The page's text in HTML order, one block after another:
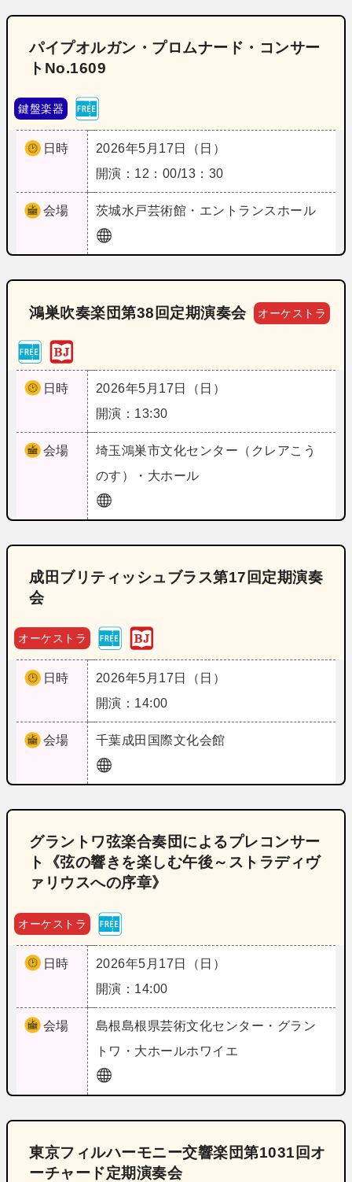
パイプオルガン・プロムナード・コンサー
トNo.1609
鍵盤楽器
日時
2026年5月17日（日）
開演：12：00/13：30
会場 茨城水戸芸術館・エントランスホール
鴻巣吹奏楽団第38回定期演奏会 オーケストラ
日時
2026年5月17日（日）
開演：13:30
会場 埼玉鴻巣市文化センター（クレアこう
のす）・大ホール
成田ブリティッシュブラス第17回定期演奏
会
オーケストラ
日時
2026年5月17日（日）
開演：14:00
会場 千葉成田国際文化会館
グラントワ弦楽合奏団によるプレコンサー
ト《弦の響きを楽しむ午後～ストラディヴ
ァリウスへの序章》
オーケストラ
日時
2026年5月17日（日）
開演：14:00
会場 島根島根県芸術文化センター・グラン
トワ・大ホールホワイエ
東京フィルハーモニー交響楽団第1031回オ
ーチャード定期演奏会